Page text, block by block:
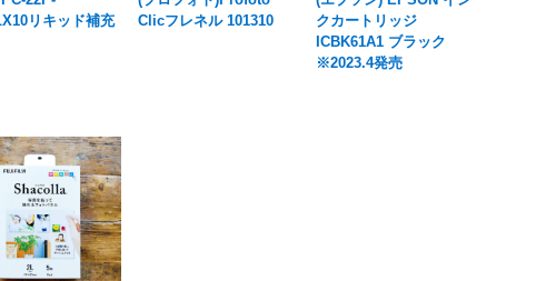
リキッド補充
Clicフレネル 101310
クカートリッジ
ICBK61A1 ブラック
※2023.4発売